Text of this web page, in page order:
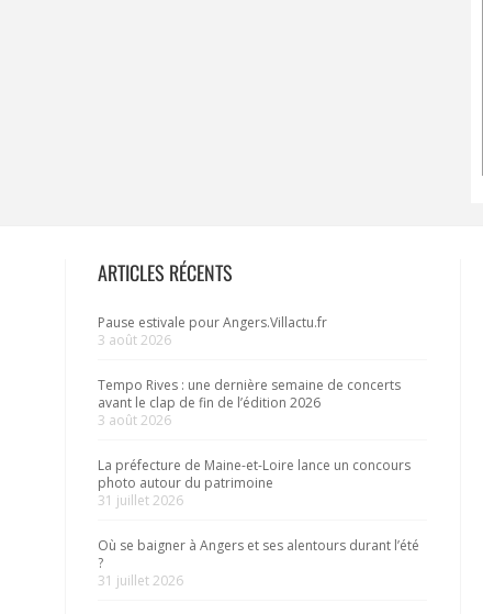
ARTICLES RÉCENTS
Pause estivale pour Angers.Villactu.fr
3 août 2026
Tempo Rives : une dernière semaine de concerts
avant le clap de fin de l’édition 2026
3 août 2026
La préfecture de Maine-et-Loire lance un concours
photo autour du patrimoine
31 juillet 2026
Où se baigner à Angers et ses alentours durant l’été
?
31 juillet 2026